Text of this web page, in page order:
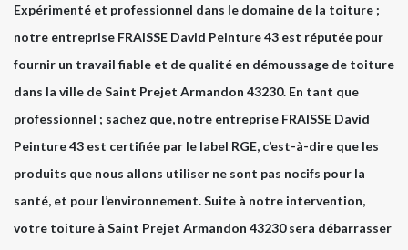
Expérimenté et professionnel dans le domaine de la toiture ;
notre entreprise FRAISSE David Peinture 43 est réputée pour
fournir un travail fiable et de qualité en démoussage de toiture
dans la ville de Saint Prejet Armandon 43230. En tant que
professionnel ; sachez que, notre entreprise FRAISSE David
Peinture 43 est certifiée par le label RGE, c’est-à-dire que les
produits que nous allons utiliser ne sont pas nocifs pour la
santé, et pour l’environnement. Suite à notre intervention,
votre toiture à Saint Prejet Armandon 43230 sera débarrasser